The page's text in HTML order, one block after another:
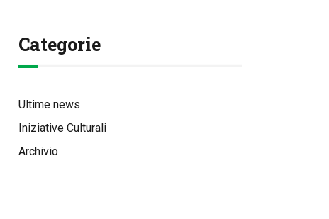
Categorie
Ultime news
Iniziative Culturali
Archivio